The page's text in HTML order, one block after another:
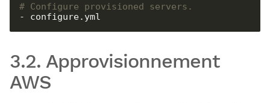
# Configure provisioned servers.
- configure.yml
3.2. Approvisionnement
AWS